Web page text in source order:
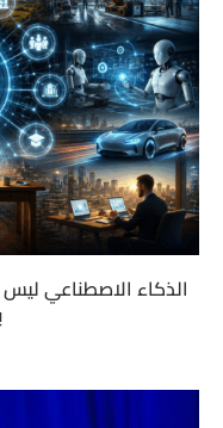
الذكاء الاصطناعي